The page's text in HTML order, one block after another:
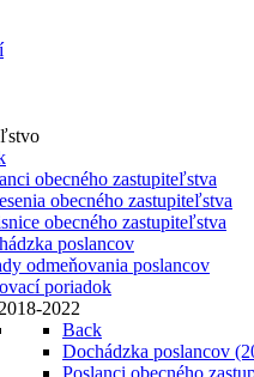
obecného zastupiteľstva
obecného zastupiteľstva
obecného zastupiteľstva
poslancov
odmeňovania poslancov
poriadok
2022
Back
Dochádzka poslancov
Poslanci obecného